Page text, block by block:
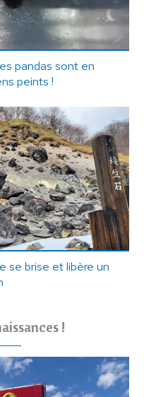
pandas sont en
peints !
se brise et libère un
!